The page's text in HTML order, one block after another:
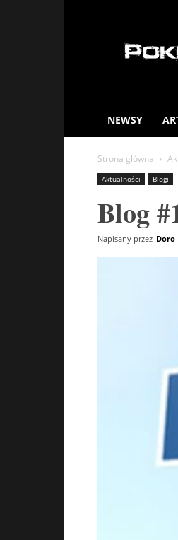
NEWSY
Strona główna
Aktualności Blogi
Blog
Napisany przez Doro